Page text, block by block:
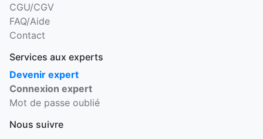
CGU/CGV
FAQ/Aide
Contact
Services aux experts
Devenir expert
Connexion expert
Mot de passe oublié
Nous suivre